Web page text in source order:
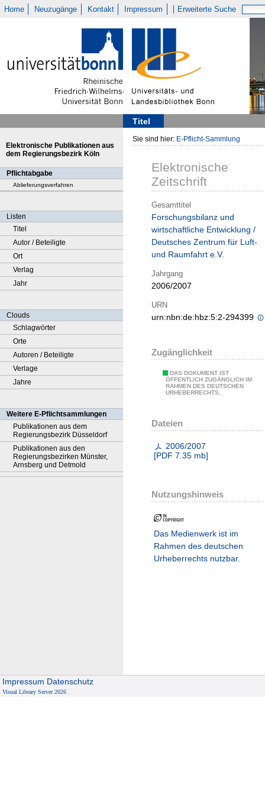
Home Neuzugänge Kontakt Impressum Erweiterte Suche
Titel
Elektronische Publikationen aus
dem Regierungsbezirk Köln
Pflichtabgabe
Ablieferungsverfahren
Listen
Titel
Autor / Beteiligte
Ort
Verlag
Jahr
Clouds
Schlagwörter
Orte
Autoren / Beteiligte
Verlage
Jahre
Weitere E-Pflichtsammlungen
Publikationen aus dem
Regierungsbezirk Düsseldorf
Publikationen aus den
Regierungsbezirken Münster,
Arnsberg und Detmold
Sie sind hier: E-Pflicht-Sammlung
Elektronische
Zeitschrift
Gesamttitel
Forschungsbilanz und
wirtschaftliche Entwicklung /
Deutsches Zentrum für Luft-
und Raumfahrt e.V.
Jahrgang
2006/2007
URN
urn:nbn:de:hbz:5:2-294399
Zugänglichkeit
DAS DOKUMENT IST
ÖFFENTLICH ZUGÄNGLICH IM
RAHMEN DES DEUTSCHEN
URHEBERRECHTS.
Dateien
2006/2007
[PDF 7.35 mb]
Nutzungshinweis
Das Medienwerk ist im
Rahmen des deutschen
Urheberrechts nutzbar.
Impressum Datenschutz
Visual Library Server 2026